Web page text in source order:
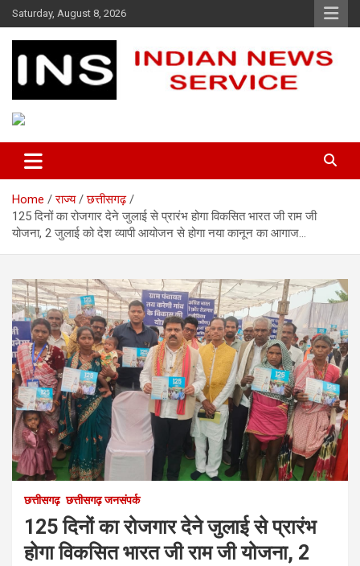
Skip
to
content
Saturday, August 8, 2026
Indian News Service
Home राज्य
छत्तीसगढ़
125 दिनों का रोजगार देने जुलाई से प्रारंभ होगा विकसित भारत जी राम जी
योजना, 2 जुलाई को देश व्यापी आयोजन से होगा नया कानून का आगाज…
छत्तीसगढ़ छत्तीसगढ़ जनसंपर्क
125 दिनों का रोजगार देने जुलाई से प्रारंभ
होगा विकसित भारत जी राम जी योजना, 2